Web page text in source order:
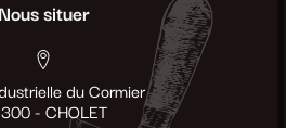
Nous situer
du Cormier
- CHOLET